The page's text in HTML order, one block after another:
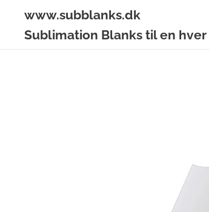
www.subblanks.dk
Sublimation Blanks til en hver